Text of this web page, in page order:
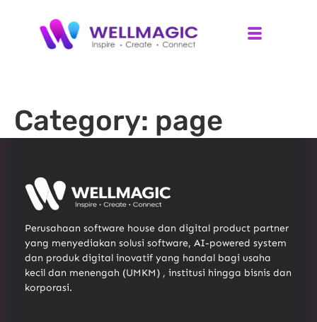
Category: page
Perusahaan software house dan digital product partner
yang menyediakan solusi software, AI-powered system
dan produk digital inovatif yang handal bagi usaha
kecil dan menengah (UMKM) , institusi hingga bisnis dan
korporasi.